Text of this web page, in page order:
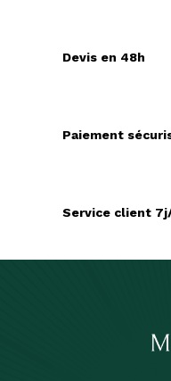
Devis en 48h
Paiement
Service client